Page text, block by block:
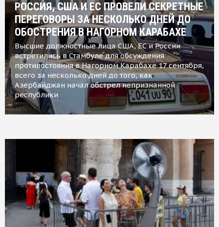
РОССИЯ, США И ЕС ПРОВЕЛИ СЕКРЕТНЫЕ
ПЕРЕГОВОРЫ ЗА НЕСКОЛЬКО ДНЕЙ ДО
ОБОСТРЕНИЯ В НАГОРНОМ КАРАБАХЕ
Высшие должностные лица США, ЕС и России
встретились в Стамбуле для обсуждения
противостояния в Нагорном Карабахе 17 сентября,
всего за несколько дней до того, как
Азербайджан начал обстрел непризнанной
республики